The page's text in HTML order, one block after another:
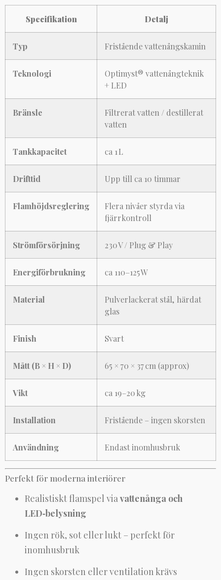
Specifikation Detalj
Typ Fristående vattenångskamin
Teknologi
Optimyst® vattenångteknik
+ LED
Bränsle
Filtrerat vatten / destillerat
vatten
Tankkapacitet ca 1 L
Drifttid Upp till ca 10 timmar
Flamhöjdsreglering
Flera nivåer styrda via
fjärrkontroll
Strömförsörjning 230 V / Plug & Play
Energiförbrukning ca 110–125 W
Material
Pulverlackerat stål, härdat
glas
Finish Svart
Mått (B × H × D) 65 × 70 × 37 cm (approx)
Vikt ca 19–20 kg
Installation Fristående – ingen skorsten
Användning Endast inomhusbruk
Perfekt för moderna interiörer
Realistiskt flamspel via vattenånga och
LED‑belysning
Ingen rök, sot eller lukt – perfekt för
inomhusbruk
Ingen skorsten eller ventilation krävs